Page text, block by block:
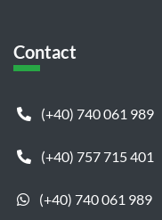
Contact
(+40) 740 061 989
(+40) 757 715 401
(+40) 740 061 989